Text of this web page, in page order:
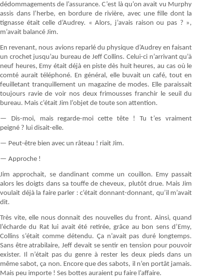
dédommagements de l’assurance. C’est là qu’on avait vu Murphy
assis dans l’herbe, en bordure de rivière, avec une fille dont la
tignasse était celle d’Audrey. « Alors, j’avais raison ou pas ? »,
m’avait balancé Jim.
En revenant, nous avions reparlé du physique d’Audrey en faisant
un crochet jusqu’au bureau de Jeff Collins. Celui-ci n’arrivant qu’à
neuf heures, Emy était déjà en piste dès huit heures, au cas où le
comté aurait téléphoné. En général, elle buvait un café, tout en
feuilletant tranquillement un magazine de modes. Elle paraissait
toujours ravie de voir nos deux frimousses franchir le seuil du
bureau. Mais c’était Jim l’objet de toute son attention.
— Dis-moi, mais regarde-moi cette tête ! Tu t’es vraiment
peigné ? lui disait-elle.
— Peut-être bien avec un râteau ! riait Jim.
— Approche !
Jim approchait, se dandinant comme un couillon. Emy passait
alors les doigts dans sa touffe de cheveux, plutôt drue. Mais Jim
voulait déjà la faire parler : c’était donnant-donnant, qu’il m’avait
dit.
Très vite, elle nous donnait des nouvelles du front. Ainsi, quand
l’écharde du Rat lui avait été retirée, grâce au bon sens d’Emy,
Collins s’était comme détendu. Ça n’avait pas duré longtemps.
Sans être atrabilaire, Jeff devait se sentir en tension pour pouvoir
exister. Il n’était pas du genre à rester les deux pieds dans un
même sabot, ça non. Encore que des sabots, il n’en portât jamais.
Mais peu importe ! Ses bottes auraient pu faire l’affaire.